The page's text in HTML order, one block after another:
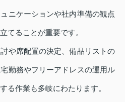
ニケーションや社内準備の観点
てることが重要です。
や席配置の決定、備品リストの
勤務やフリーアドレスの運用ル
る作業も多岐にわたります。